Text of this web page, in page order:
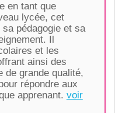
en tant que
lycée, cet
pédagogie et sa
Il
et les
ainsi des
de grande qualité,
répondre aux
apprenant. voir